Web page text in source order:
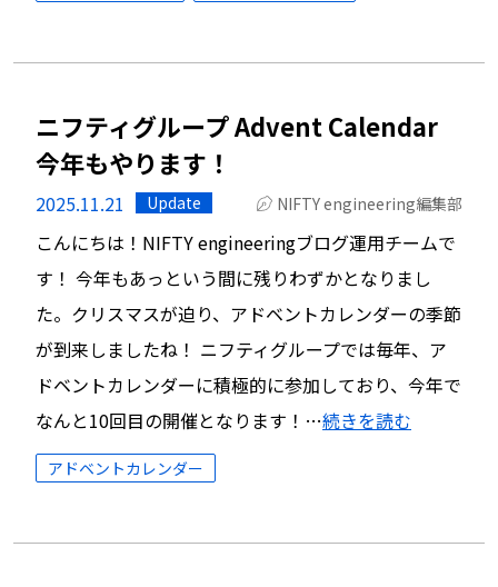
ニフティグループ Advent Calendar
今年もやります！
2025.11.21 Update NIFTY engineering編集部
こんにちは！NIFTY engineeringブログ運用チームで
す！ 今年もあっという間に残りわずかとなりまし
た。クリスマスが迫り、アドベントカレンダーの季節
が到来しましたね！ ニフティグループでは毎年、ア
ドベントカレンダーに積極的に参加しており、今年で
なんと10回目の開催となります！…続きを読む
アドベントカレンダー